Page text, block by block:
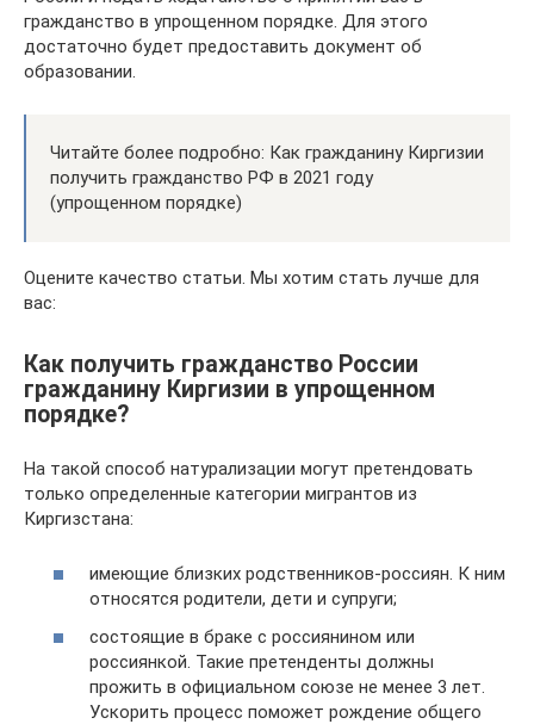
гражданство в упрощенном порядке. Для этого
достаточно будет предоставить документ об
образовании.
Читайте более подробно: Как гражданину Киргизии
получить гражданство РФ в 2021 году
(упрощенном порядке)
Оцените качество статьи. Мы хотим стать лучше для
вас:
Как получить гражданство России
гражданину Киргизии в упрощенном
порядке?
На такой способ натурализации могут претендовать
только определенные категории мигрантов из
Киргизстана:
имеющие близких родственников-россиян. К ним
относятся родители, дети и супруги;
состоящие в браке с россиянином или
россиянкой. Такие претенденты должны
прожить в официальном союзе не менее 3 лет.
Ускорить процесс поможет рождение общего